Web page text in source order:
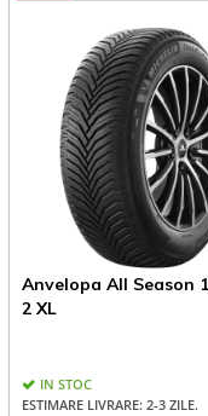
Anvelopa All Season
2 XL
IN STOC
ESTIMARE LIVRARE: 2-3 ZILE.